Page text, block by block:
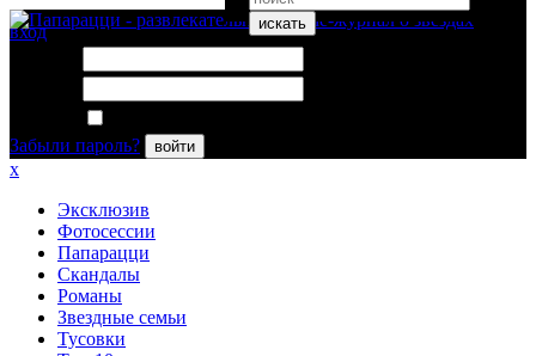
искать
вход
Забыли пароль?
войти
x
Эксклюзив
Фотосессии
Папарацци
Скандалы
Романы
Звездные семьи
Тусовки